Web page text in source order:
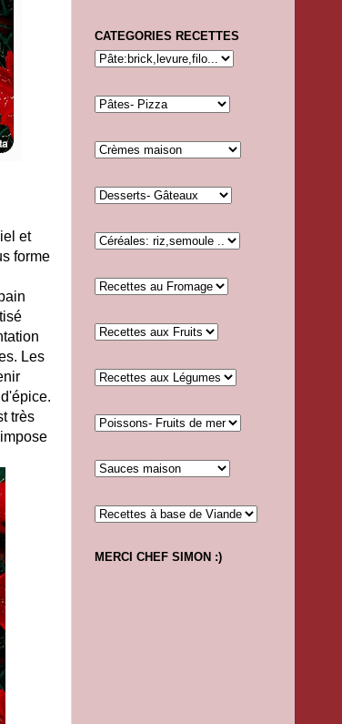
et
forme
Les
très
CATEGORIES RECETTES
MERCI CHEF SIMON :)